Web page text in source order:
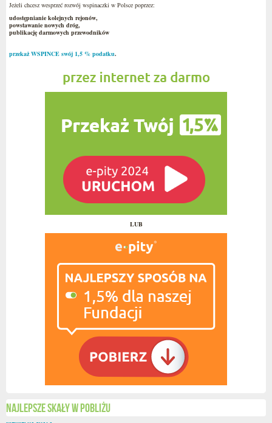
Jeżeli chcesz wesprzeć rozwój wspinaczki w Polsce poprzez:
udostępnianie kolejnych rejonów,
powstawanie nowych dróg,
publikację darmowych przewodników
przekaż WSPINCE swój 1,5 % podatku.
LUB
Najlepsze skały w pobliżu